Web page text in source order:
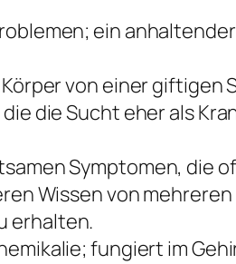
ein
von einer
die Sucht eher als
Symptomen, die
Wissen von
erhalten.
fungiert im